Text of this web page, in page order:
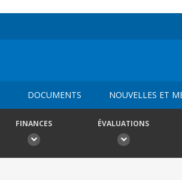
DOCUMENTS NOUVELLES ET
FINANCES ÉVALUATIONS